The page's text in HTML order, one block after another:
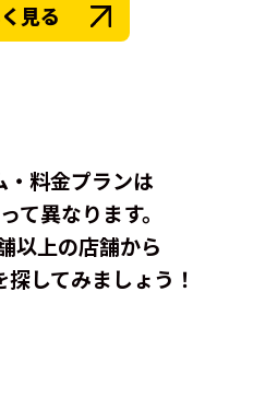
見る
・料金プランは
て異なります。
以上の店舗から
してみましょう！